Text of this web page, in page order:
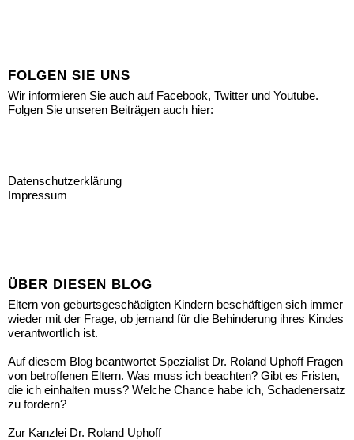
FOLGEN SIE UNS
Wir informieren Sie auch auf Facebook, Twitter und Youtube.
Folgen Sie unseren Beiträgen auch hier:
Datenschutzerklärung
Impressum
ÜBER DIESEN BLOG
Eltern von geburtsgeschädigten Kindern beschäftigen sich immer
wieder mit der Frage, ob jemand für die Behinderung ihres Kindes
verantwortlich ist.
Auf diesem Blog beantwortet Spezialist Dr. Roland Uphoff Fragen
von betroffenen Eltern. Was muss ich beachten? Gibt es Fristen,
die ich einhalten muss? Welche Chance habe ich, Schadenersatz
zu fordern?
Zur Kanzlei Dr. Roland Uphoff